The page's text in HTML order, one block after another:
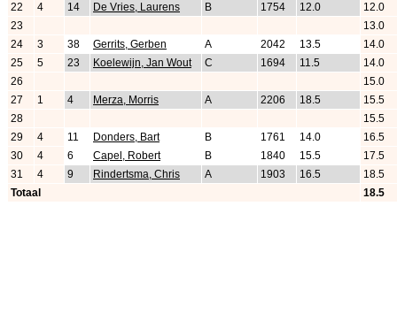
22
4 14 De Vries, Laurens B 1754 12.0
12.0
23
13.0
24
3 38 Gerrits, Gerben A 2042 13.5
14.0
25
5 23 Koelewijn, Jan Wout C 1694 11.5
14.0
26
15.0
27
1 4 Merza, Morris A 2206 18.5
15.5
28
15.5
29
4 11 Donders, Bart B 1761 14.0
16.5
30
4 6 Capel, Robert B 1840 15.5
17.5
31
4 9 Rindertsma, Chris A 1903 16.5
18.5
Totaal
18.5